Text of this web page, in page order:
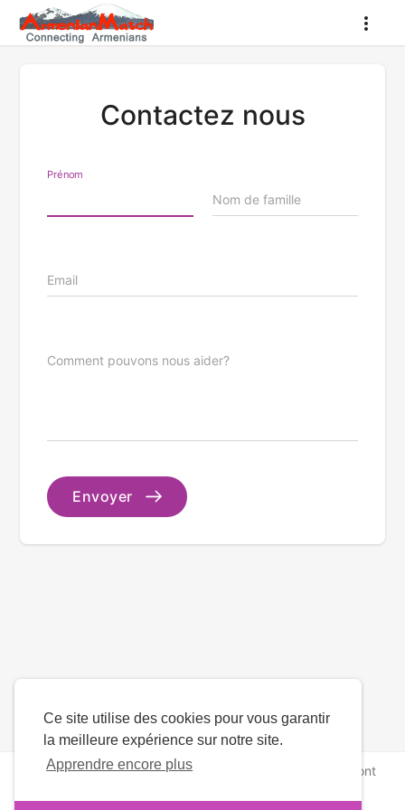
Ce site utilise des cookies pour vous garantir
la meilleure expérience sur notre site.
Apprendre encore plus
Contactez nous
Prénom
Nom de famille
Email
Comment pouvons nous aider?
Envoyer
droits d'auteur © 2026 ArmenianMatch. Tous les droits sont